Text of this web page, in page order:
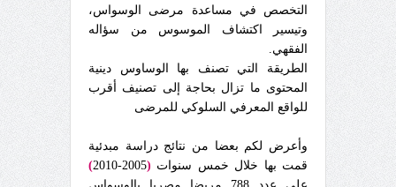
التخصص في مساعدة مرضى الوسواس،
وتيسير اكتشاف الموسوس من سؤاله
الفقهي.
الطريقة التي تصنف بها الوساوس دينية
المحتوى ما تزال بحاجة إلى تصنيف أقرب
للواقع المعرفي السلوكي للمرضى
وأعرض لكم بعضا من نتائج دراسة مبدئية
قمت بها خلال خمس سنوات (
2005-2010
)